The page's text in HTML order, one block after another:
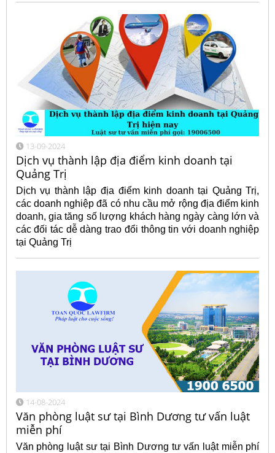
13-09-2024
Dịch vụ thành lập địa điểm kinh doanh tại
Quảng Trị
Dịch vụ thành lập địa điểm kinh doanh tại Quảng Trị,
các doanh nghiệp đã có nhu cầu mở rộng địa điểm kinh
doanh, gia tăng số lượng khách hàng ngày càng lớn và
các đối tác dễ dàng trao đổi thông tin với doanh nghiệp
tại Quảng Trị
14-08-2024
Văn phòng luật sư tại Bình Dương tư vấn luật
miễn phí
Văn phòng luật sư tại Bình Dương tư vấn luật miễn phí